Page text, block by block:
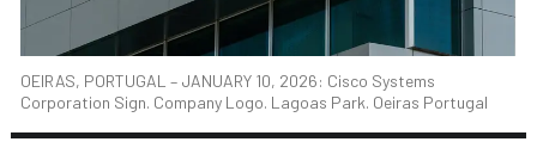
OEIRAS, PORTUGAL – JANUARY 10, 2026: Cisco Systems
Corporation Sign. Company Logo. Lagoas Park. Oeiras Portugal